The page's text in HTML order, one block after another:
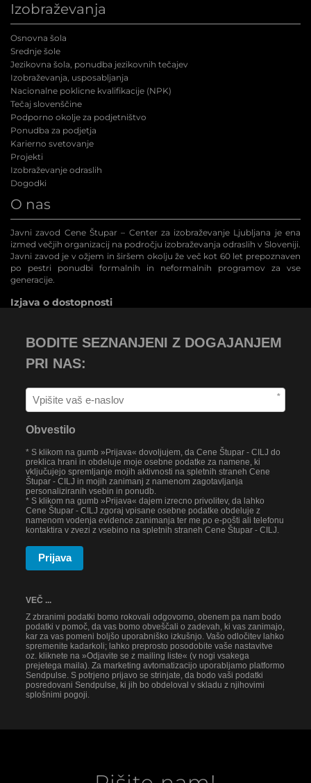
Izobraževanja
Osnovna šola
Srednje šole
Jezikovna šola, ponudba jezikovnih tečajev
Izobraževanja, usposabljanja
Nacionalne poklicne kvalifikacije (NPK)
Tečaj slovenščine
Podporno okolje za podjetništvo
Ponudba za podjetja
Karierno svetovanje
Projekti
Izobraževanje odraslih
Dogodki
O nas
Javni zavod Cene Štupar – Center za izobraževanje Ljubljana je ena
izmed večjih organizacij na področju izobraževanja odraslih v Sloveniji.
Javni zavod je v ožjem in širšem okolju že več kot 60 let prepoznaven
po pestri ponudbi formalnih in neformalnih programov za vse
generacije.
Izjava o dostopnosti
BODITE SEZNANJENI Z DOGAJANJEM
PRI NAS:
*
Obvestilo
* S klikom na gumb »Prijava« dovoljujem, da Cene Štupar - CILJ do
preklica hrani in obdeluje moje osebne podatke za namene, ki
vključujejo spremljanje mojih aktivnosti na spletnih straneh Cene
Štupar - CILJ in mojih zanimanj z namenom zagotavljanja
personaliziranih vsebin in ponudb.
* S klikom na gumb »Prijava« dajem izrecno privolitev, da lahko
Cene Štupar - CILJ zgoraj vpisane osebne podatke obdeluje z
namenom vodenja evidence zanimanja ter me po e-pošti ali telefonu
kontaktira v zvezi z vsebino na spletnih straneh Cene Štupar - CILJ.
Prijava
VEČ ...
Z zbranimi podatki bomo rokovali odgovorno, obenem pa nam bodo
podatki v pomoč, da vas bomo obveščali o zadevah, ki vas zanimajo,
kar za vas pomeni boljšo uporabniško izkušnjo. Vašo odločitev lahko
spremenite kadarkoli; lahko preprosto posodobite vaše nastavitve
oz. kliknete na »Odjavite se z mailing liste« (v nogi vsakega
prejetega maila). Za marketing avtomatizacijo uporabljamo platformo
Sendpulse. S potrjeno prijavo se strinjate, da bodo vaši podatki
posredovani Sendpulse, ki jih bo obdeloval v skladu z njihovimi
splošnimi pogoji.